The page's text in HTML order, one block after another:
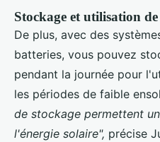
Stockage et utilisation
De plus, avec des
batteries, vous pouvez
pendant la journée pour
les périodes de faible
de stockage permettent
l'énergie solaire", précise